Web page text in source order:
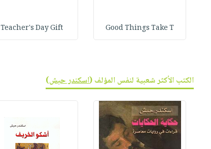
Good Things Take T
Teacher's Day Gift
الكتب الأكثر شعبية لنفس المؤلف (اسكندر حبش)